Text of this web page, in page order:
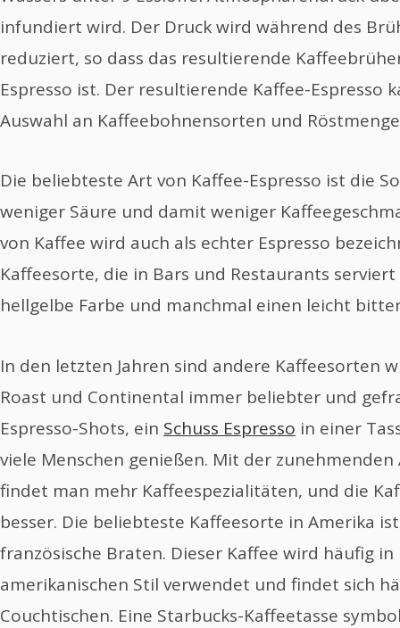
infundiert wird. Der Druck wird während des
reduziert, so dass das resultierende
Espresso ist. Der resultierende Kaffee-Espresso
Auswahl an Kaffeebohnensorten und
Die beliebteste Art von Kaffee-Espresso ist die
weniger Säure und damit weniger
von Kaffee wird auch als echter Espresso
Kaffeesorte, die in Bars und Restaurants
hellgelbe Farbe und manchmal einen leicht
In den letzten Jahren sind andere Kaffeesorten
Roast und Continental immer beliebter und
Espresso-Shots, ein Schuss Espresso in einer
viele Menschen genießen. Mit der zunehmenden
findet man mehr Kaffeespezialitäten, und die
besser. Die beliebteste Kaffeesorte in Amerika
französische Braten. Dieser Kaffee wird häufig
amerikanischen Stil verwendet und findet sich
Couchtischen. Eine Starbucks-Kaffeetasse